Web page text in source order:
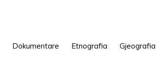
Dokumentare Etnografia